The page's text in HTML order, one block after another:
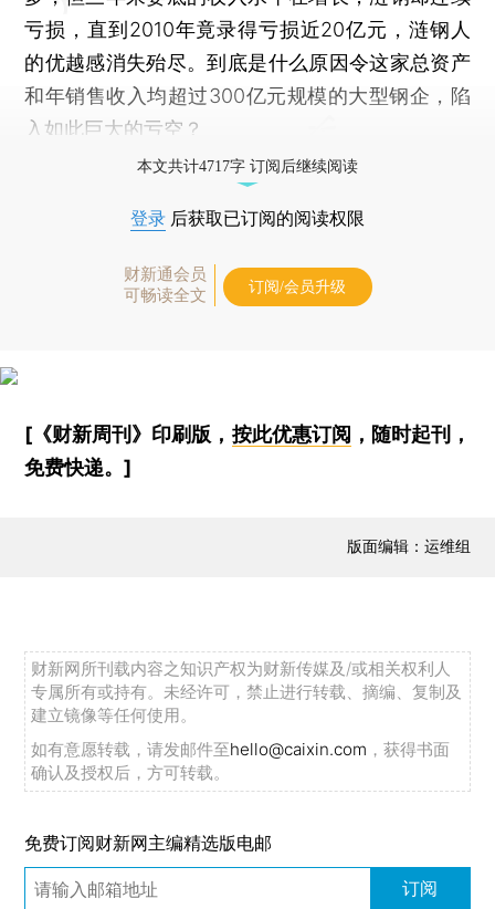
亏损，直到2010年竟录得亏损近20亿元，涟钢人
的优越感消失殆尽。到底是什么原因令这家总资产
和年销售收入均超过300亿元规模的大型钢企，陷
入如此巨大的亏空？
本文共计4717字 订阅后继续阅读
登录 后获取已订阅的阅读权限
财新通会员
可畅读全文
订阅/会员升级
[《财新周刊》印刷版， 按此优惠订阅 ，随时起刊，
免费快递。]
版面编辑：运维组
财新网所刊载内容之知识产权为财新传媒及/或相关权利人
专属所有或持有。未经许可，禁止进行转载、摘编、复制及
建立镜像等任何使用。
如有意愿转载，请发邮件至hello@caixin.com ，获得书面
确认及授权后，方可转载。
免费订阅财新网主编精选版电邮
订阅